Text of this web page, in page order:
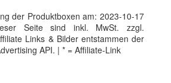
der Produktboxen am: 2023-10-17
Seite sind inkl. MwSt. zzgl.
Links & Bilder entstammen der
API. | * = Affiliate-Link